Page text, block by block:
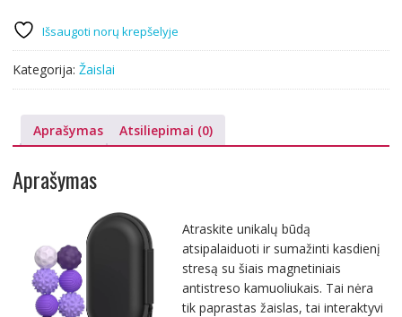
Išsaugoti norų krepšelyje
Kategorija: Žaislai
Aprašymas Atsiliepimai (0)
Aprašymas
Atraskite unikalų būdą
atsipalaiduoti ir sumažinti kasdienį
stresą su šiais magnetiniais
antistreso kamuoliukais. Tai nėra
tik paprastas žaislas, tai interaktyvi